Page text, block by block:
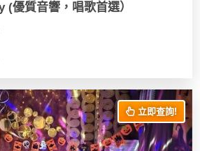
優質音響，唱歌首選）
立即查詢!